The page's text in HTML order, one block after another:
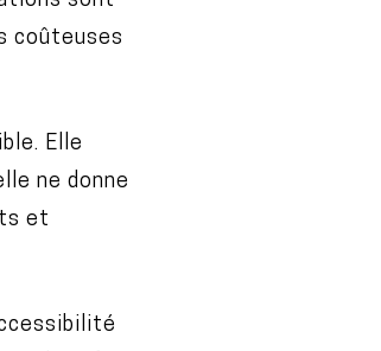
coûteuses
Elle
ne donne
et